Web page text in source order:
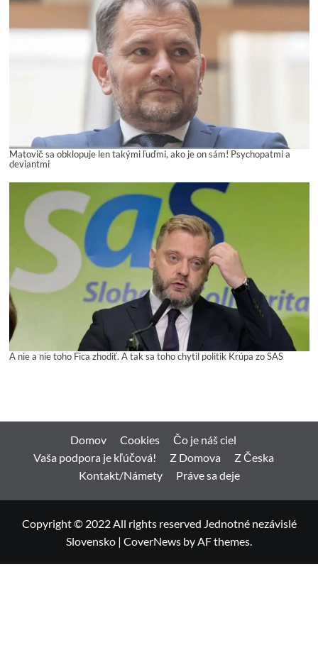
Matovič sa obklopuje len takými ľuďmi, ako je on sám! Psychopatmi a
deviantmi
A nie a nie toho Fica zhodiť. A tak sa toho chytil politik Krúpa zo SAS
Domov Cookies
Čo je náš ciel
Vaša podpora je kľúčová!
Z Domova
Z Česka
Kontakt/Námety
Práve sa deje
Copyright © 2022 All rights reserved Jednotné nezávislé
Slovensko | CoverNews by AF themes.